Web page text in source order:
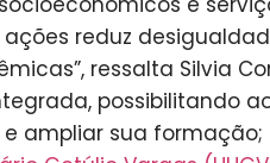
ações reduz
ressalta Silvia
possibilitando
ampliar sua formação;